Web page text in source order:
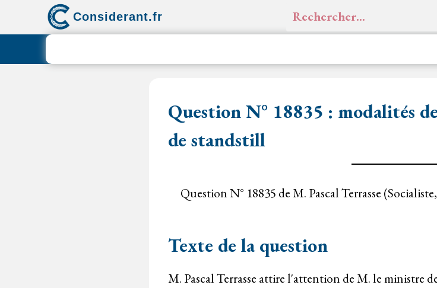
Considerant.fr Rechercher :
Question N° 18835 : modalités
de standstill
Question N° 18835 de M. Pascal Terrasse
Texte de la question
M. Pascal Terrasse attire l'attention de M. le ministre